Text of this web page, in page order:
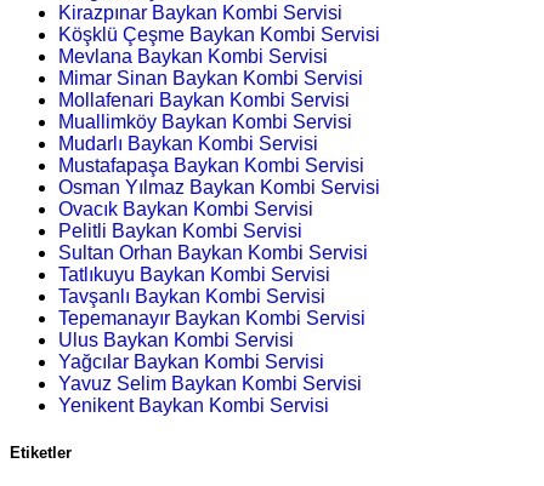
Kirazpınar Baykan Kombi Servisi
Köşklü Çeşme Baykan Kombi Servisi
Mevlana Baykan Kombi Servisi
Mimar Sinan Baykan Kombi Servisi
Mollafenari Baykan Kombi Servisi
Muallimköy Baykan Kombi Servisi
Mudarlı Baykan Kombi Servisi
Mustafapaşa Baykan Kombi Servisi
Osman Yılmaz Baykan Kombi Servisi
Ovacık Baykan Kombi Servisi
Pelitli Baykan Kombi Servisi
Sultan Orhan Baykan Kombi Servisi
Tatlıkuyu Baykan Kombi Servisi
Tavşanlı Baykan Kombi Servisi
Tepemanayır Baykan Kombi Servisi
Ulus Baykan Kombi Servisi
Yağcılar Baykan Kombi Servisi
Yavuz Selim Baykan Kombi Servisi
Yenikent Baykan Kombi Servisi
Etiketler